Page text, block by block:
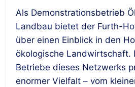
Als Demonstrationsbetrieb
Landbau bietet der Furth-
über einen Einblick in den
ökologische Landwirtschaft.
Betriebe dieses Netzwerks
enormer Vielfalt – vom